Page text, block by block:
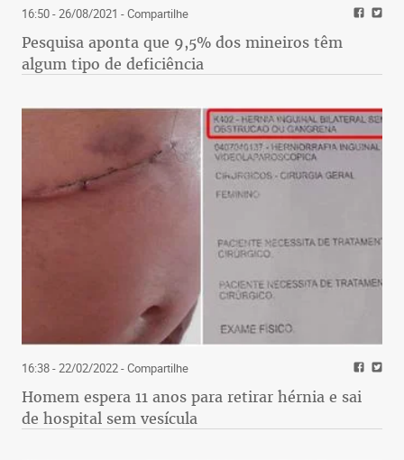
16:50 - 26/08/2021 - Compartilhe
Pesquisa aponta que 9,5% dos mineiros têm
algum tipo de deficiência
16:38 - 22/02/2022- Compartilhe
Homem espera 11 anos para retirar hérnia e sai
de hospital sem vesícula